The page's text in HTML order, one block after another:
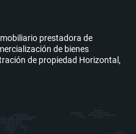
prestadora de
de bienes
de propiedad Horizontal,